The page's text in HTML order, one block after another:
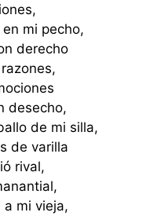
mi pecho,
derecho
desecho,
de mi silla,
de varilla
rival,
a mi vieja,